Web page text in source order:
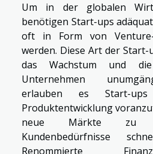
Um in der globalen
benötigen Start-ups
oft in Form von Venture-
werden. Diese Art der
das Wachstum und
Unternehmen
erlauben es Start-
Produktentwicklung
neue Märkte zu
Kundenbedürfnisse
Renommierte